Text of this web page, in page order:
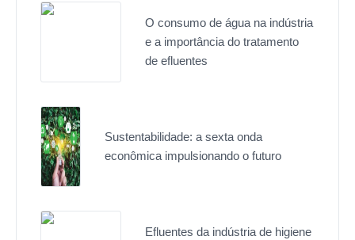
O consumo de água na indústria
e a importância do tratamento
de efluentes
Sustentabilidade: a sexta onda
econômica impulsionando o futuro
Efluentes da indústria de higiene